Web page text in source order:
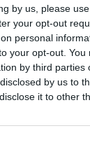
by us, please
your opt-out
personal
your opt-out.
by third parties
by us to
it to other
ai